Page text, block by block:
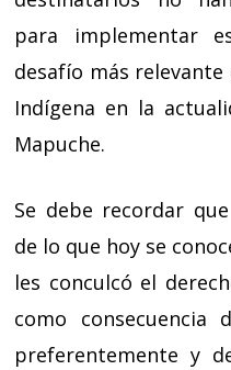
para implementar
desafío más relevante
Indígena en la
Mapuche.
Se debe recordar
de lo que hoy se
les conculcó el
como consecuencia
preferentemente y